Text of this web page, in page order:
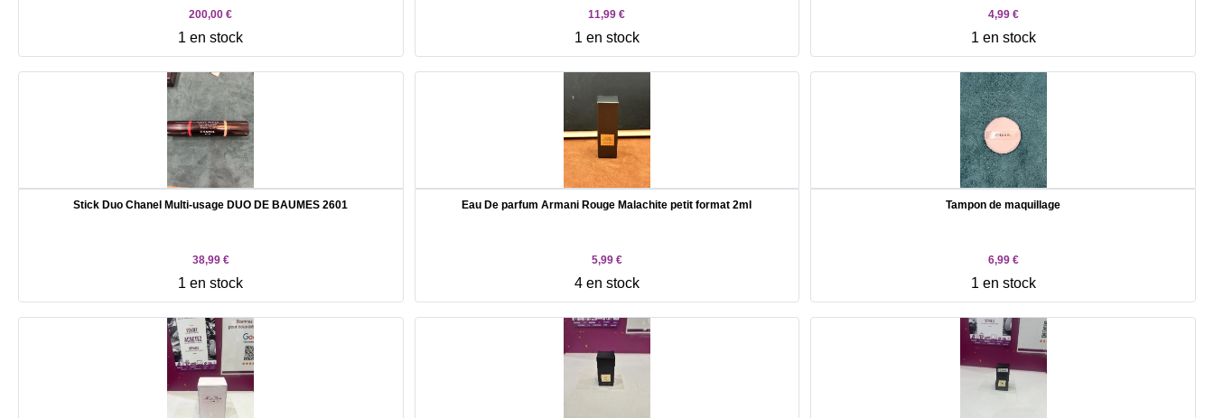
200,00 €
1 en stock
11,99 €
1 en stock
4,99 €
1 en stock
Stick Duo Chanel Multi-usage DUO DE BAUMES 2601
38,99 €
1 en stock
Eau De parfum Armani Rouge Malachite petit format 2ml
5,99 €
4 en stock
Tampon de maquillage
6,99 €
1 en stock